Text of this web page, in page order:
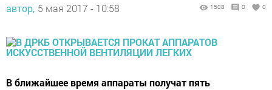
автор, 5 мая 2017 - 10:58 1508 0 0
В ближайшее время аппараты получат пять